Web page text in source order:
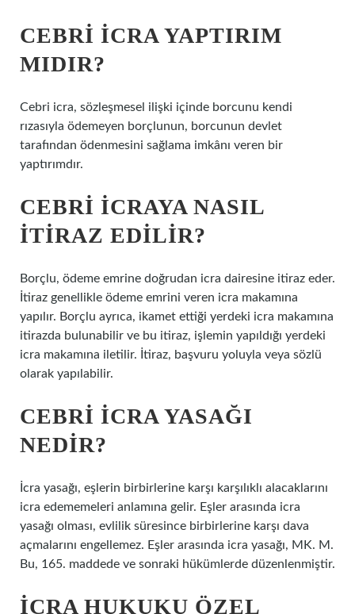
CEBRI ICRA YAPTIRIM
MIDIR?
Cebri icra, sözleşmesel ilişki içinde borcunu kendi
rızasıyla ödemeyen borçlunun, borcunun devlet
tarafından ödenmesini sağlama imkânı veren bir
yaptırımdır.
CEBRI ICRAYA NASIL
ITIRAZ EDILIR?
Borçlu, ödeme emrine doğrudan icra dairesine itiraz eder.
İtiraz genellikle ödeme emrini veren icra makamına
yapılır. Borçlu ayrıca, ikamet ettiği yerdeki icra makamına
itirazda bulunabilir ve bu itiraz, işlemin yapıldığı yerdeki
icra makamına iletilir. İtiraz, başvuru yoluyla veya sözlü
olarak yapılabilir.
CEBRI ICRA YASAĞI
NEDIR?
İcra yasağı, eşlerin birbirlerine karşı karşılıklı alacaklarını
icra edememeleri anlamına gelir. Eşler arasında icra
yasağı olması, evlilik süresince birbirlerine karşı dava
açmalarını engellemez. Eşler arasında icra yasağı, MK. M.
Bu, 165. maddede ve sonraki hükümlerde düzenlenmiştir.
İCRA HUKUKU ÖZEL